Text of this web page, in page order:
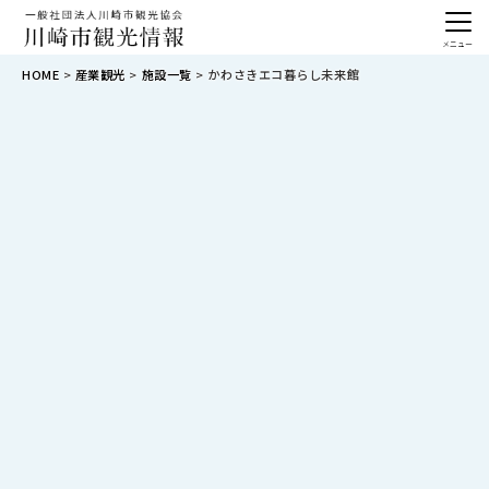
HOME 産業観光 施設一覧 かわさきエコ暮らし未来館
メニュー